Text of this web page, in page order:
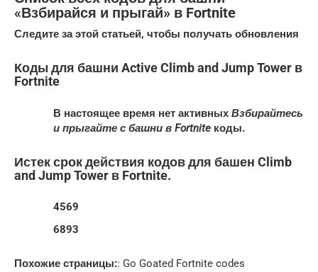
«Взбирайся и прыгай» в Fortnite
Следите за этой статьей, чтобы получать обновления
Коды для башни Active Climb and Jump Tower в
Fortnite
В настоящее время нет активных Взбирайтесь
и прыгайте с башни в Fortnite коды.
Истек срок действия кодов для башен Climb
and Jump Tower в Fortnite.
4569
6893
Похожие страницы:: Go Goated Fortnite codes